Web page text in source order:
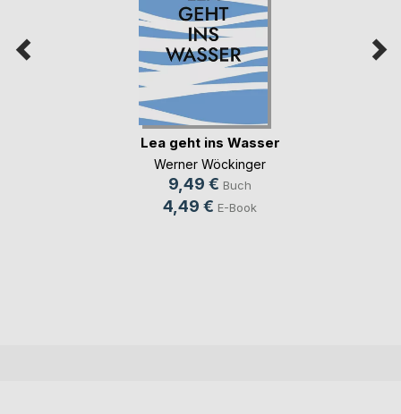
Lea geht ins Wasser
Werner Wöckinger
9,49 € Buch
4,49 € E-Book